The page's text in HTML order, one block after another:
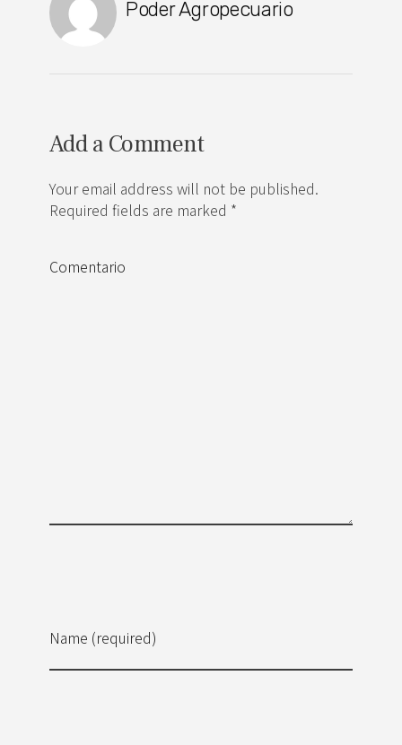
Poder Agropecuario
Add a Comment
Your email address will not be published.
Required fields are marked *
Name (required)
Comentario